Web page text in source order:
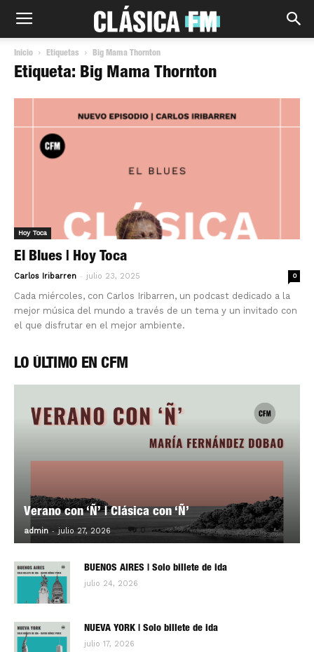
Inicio Etiquetas Big Mama Thornton
Etiqueta: Big Mama Thornton
Hoy Toca
El Blues | Hoy Toca
Carlos Iribarren - julio 23, 2025 0
Cada miércoles, con Carlos Iribarren, un podcast dedicado a la
mejor música del mundo a través de un tema y un invitado con
el que disfrutar en el mejor ambiente.
LO ÚLTIMO EN CFM
Verano con ‘Ñ’ | Clásica con ‘Ñ’
admin - julio 27, 2026 0
BUENOS AIRES | Solo billete de ida
julio 24, 2026
NUEVA YORK | Solo billete de ida
julio 17, 2026